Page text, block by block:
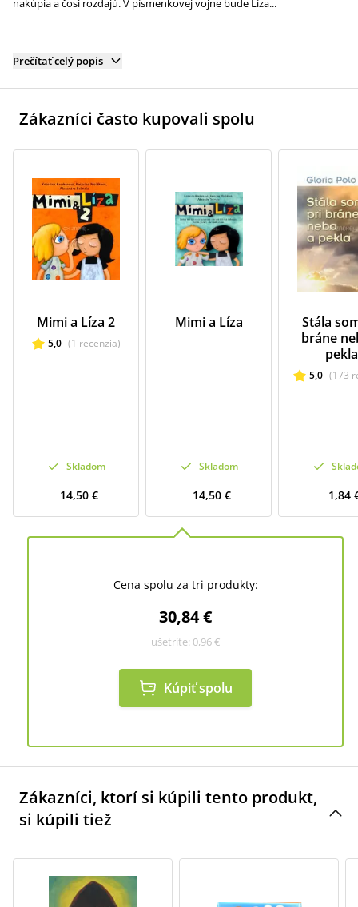
nakúpia a čosi rozdajú. V písmenkovej vojne bude Líza...
Prečítať celý popis
Zákazníci často kupovali spolu
Mimi a Líza 2
5,0 (1 recenzia)
Skladom
14,50 €
Mimi a Líza
Skladom
14,50 €
Stála
bráne
pekla
5,0 (173
1,84
Cena spolu za tri produkty:
30,84 €
ušetríte: 0,96 €
Kúpiť spolu
Zákazníci, ktorí si kúpili tento produkt,
si kúpili tiež